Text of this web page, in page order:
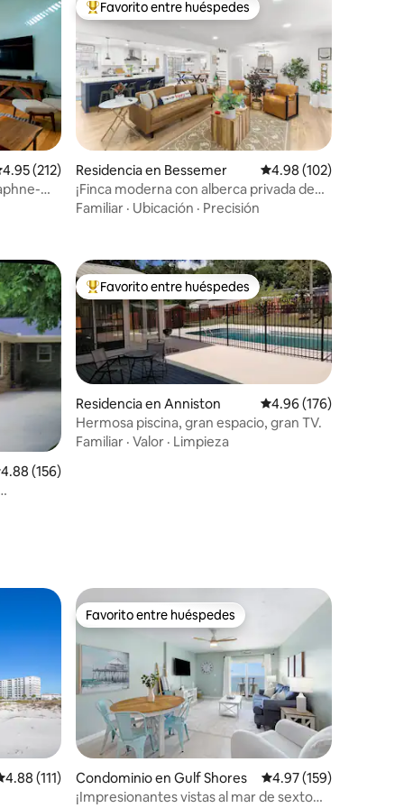
promedio: 4.95 de 5; 212 evaluaciones
4.95 (212)
De los mejores en Favorito entre huéspedes
Favorito entre huéspedes
Residencia en Bessemer Calificación promedio:
4.98 (102)
¡Finca moderna con alberca privada de
3 acres! Cerca de Hoover Met
Familiar · Ubicación · Precisión
promedio: 4.88 de 5; 156 evaluaciones
4.88 (156)
De los mejores en Favorito entre huéspedes
Favorito entre huéspedes
Residencia en Anniston Calificación promedio:
4.96 (176)
Hermosa piscina, gran espacio, gran TV.
Familiar · Valor · Limpieza
promedio: 4.88 de 5; 111 evaluaciones
4.88 (111)
Favorito entre huéspedes
Favorito entre huéspedes
Condominio en Gulf Shores Calificación promedio:
4.97 (159)
¡Impresionantes vistas al mar de sexto